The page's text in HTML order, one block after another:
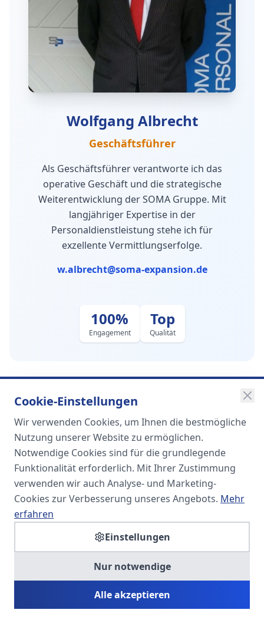
Wolfgang Albrecht
Geschäftsführer
Als Geschäftsführer verantworte ich das
operative Geschäft und die strategische
Weiterentwicklung der SOMA Gruppe. Mit
langjähriger Expertise in der
Personaldienstleistung stehe ich für
exzellente Vermittlungserfolge.
w.albrecht@soma-expansion.de
100%
Engagement
Top
Qualität
SOMA
Unternehmensgruppe
Spezialisiert auf Fach- und
Führungskräfte in der
SOMA HR KONSULT UG
Personalberatung & Executive Search
Cookie-Einstellungen
Wir verwenden Cookies, um Ihnen die bestmögliche
Nutzung unserer Website zu ermöglichen.
Notwendige Cookies sind für die grundlegende
Funktionalität erforderlich. Mit Ihrer Zustimmung
verwenden wir auch Analyse- und Marketing-
Cookies zur Verbesserung unseres Angebots. Mehr
erfahren
Einstellungen
Nur notwendige
Alle akzeptieren